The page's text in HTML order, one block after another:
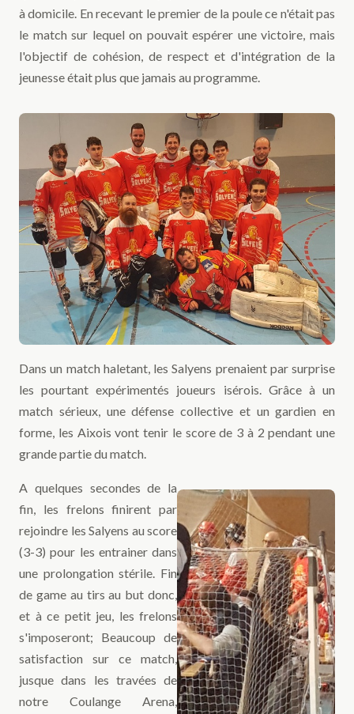
à domicile. En recevant le premier de la poule ce n'était pas
le match sur lequel on pouvait espérer une victoire, mais
l'objectif de cohésion, de respect et d'intégration de la
jeunesse était plus que jamais au programme.
Dans un match haletant, les Salyens prenaient par surprise
les pourtant expérimentés joueurs isérois. Grâce à un
match sérieux, une défense collective et un gardien en
forme, les Aixois vont tenir le score de 3 à 2 pendant une
grande partie du match.
A quelques secondes de la
fin, les frelons finirent par
rejoindre les Salyens au score
(3-3) pour les entrainer dans
une prolongation stérile. Fin
de game au tirs au but donc,
et à ce petit jeu, les frelons
s'imposeront; Beaucoup de
satisfaction sur ce match,
jusque dans les travées de
notre Coulange Arena,